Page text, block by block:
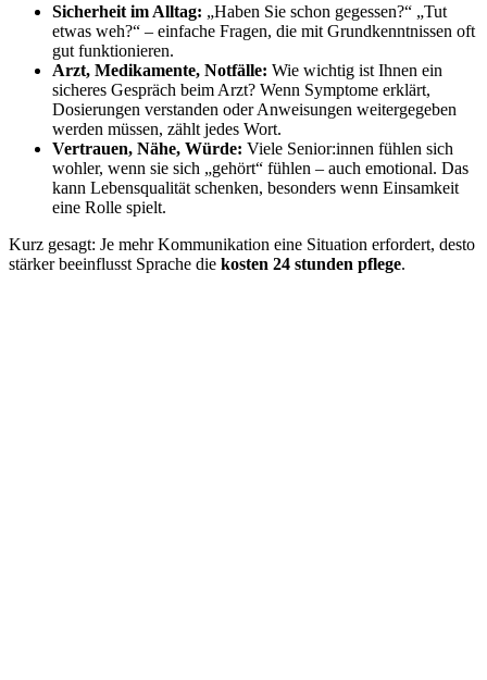
Sicherheit im Alltag: „Haben Sie schon gegessen?“ „Tut
etwas weh?“ – einfache Fragen, die mit Grundkenntnissen oft
gut funktionieren.
Arzt, Medikamente, Notfälle: Wie wichtig ist Ihnen ein
sicheres Gespräch beim Arzt? Wenn Symptome erklärt,
Dosierungen verstanden oder Anweisungen weitergegeben
werden müssen, zählt jedes Wort.
Vertrauen, Nähe, Würde: Viele Senior:innen fühlen sich
wohler, wenn sie sich „gehört“ fühlen – auch emotional. Das
kann Lebensqualität schenken, besonders wenn Einsamkeit
eine Rolle spielt.
Kurz gesagt: Je mehr Kommunikation eine Situation erfordert, desto
stärker beeinflusst Sprache die kosten 24 stunden pflege.